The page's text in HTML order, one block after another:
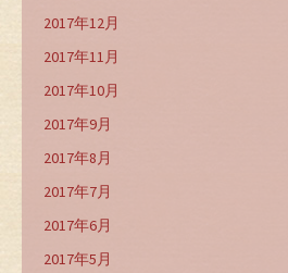
2017年12月
2017年11月
2017年10月
2017年9月
2017年8月
2017年7月
2017年6月
2017年5月